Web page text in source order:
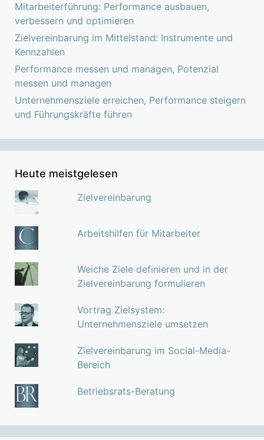
Mitarbeiterführung: Performance ausbauen,
verbessern und optimieren
Zielvereinbarung im Mittelstand: Instrumente und
Kennzahlen
Performance messen und managen, Potenzial
messen und managen
Unternehmensziele erreichen, Performance steigern
und Führungskräfte führen
Heute meistgelesen
Zielvereinbarung
Arbeitshilfen für Mitarbeiter
Weiche Ziele definieren und in der
Zielvereinbarung formulieren
Vortrag Zielsystem:
Unternehmensziele umsetzen
Zielvereinbarung im Social-Media-
Bereich
Betriebsrats-Beratung